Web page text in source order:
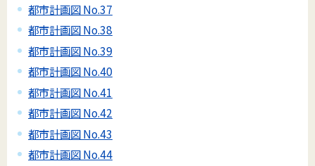
都市計画図 No.37
都市計画図 No.38
都市計画図 No.39
都市計画図 No.40
都市計画図 No.41
都市計画図 No.42
都市計画図 No.43
都市計画図 No.44